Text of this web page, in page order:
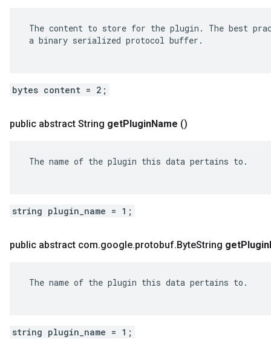
The content to store for the plugin. The best
a binary serialized protocol buffer.
bytes content = 2;
public abstract String getPluginName ()
The name of the plugin this data pertains to.
string plugin_name = 1;
public abstract com.google.protobuf.ByteString getPlugin
The name of the plugin this data pertains to.
string plugin_name = 1;